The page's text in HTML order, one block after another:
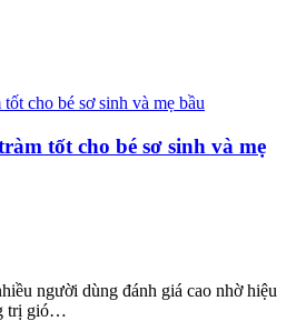
tốt cho bé sơ sinh và mẹ
người dùng đánh giá cao nhờ hiệu
trị gió…